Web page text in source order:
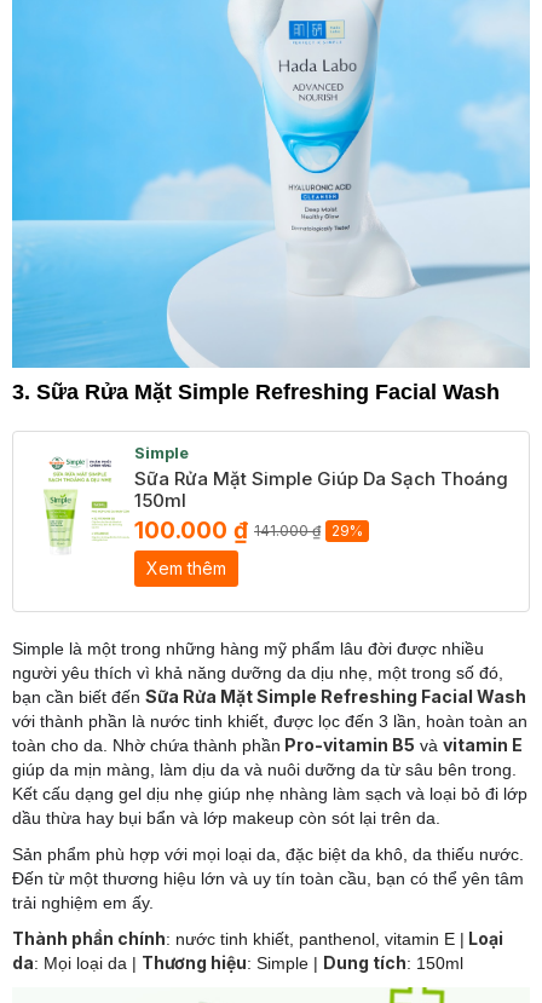
3. Sữa Rửa Mặt Simple Refreshing Facial Wash
Simple
Sữa Rửa Mặt Simple Giúp Da Sạch Thoáng
150ml
100.000 ₫ 141.000 ₫ 29%
Xem thêm
Simple là một trong những hàng mỹ phẩm lâu đời được nhiều
người yêu thích vì khả năng dưỡng da dịu nhẹ, một trong số đó,
bạn cần biết đến Sữa Rửa Mặt Simple Refreshing Facial Wash
với thành phần là nước tinh khiết, được lọc đến 3 lần, hoàn toàn an
toàn cho da. Nhờ chứa thành phần Pro-vitamin B5 và vitamin E
giúp da mịn màng, làm dịu da và nuôi dưỡng da từ sâu bên trong.
Kết cấu dạng gel dịu nhẹ giúp nhẹ nhàng làm sạch và loại bỏ đi lớp
dầu thừa hay bụi bẩn và lớp makeup còn sót lại trên da.
Sản phẩm phù hợp với mọi loại da, đặc biệt da khô, da thiếu nước.
Đến từ một thương hiệu lớn và uy tín toàn cầu, bạn có thể yên tâm
trải nghiệm em ấy.
Thành phần chính: nước tinh khiết, panthenol, vitamin E | Loại
da: Mọi loại da | Thương hiệu: Simple | Dung tích: 150ml